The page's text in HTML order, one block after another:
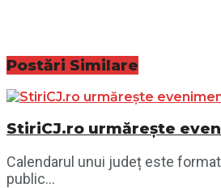
Postări Similare
StiriCJ.ro urmărește
Calendarul unui județ este
public...